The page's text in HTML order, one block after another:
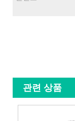
관련 상품